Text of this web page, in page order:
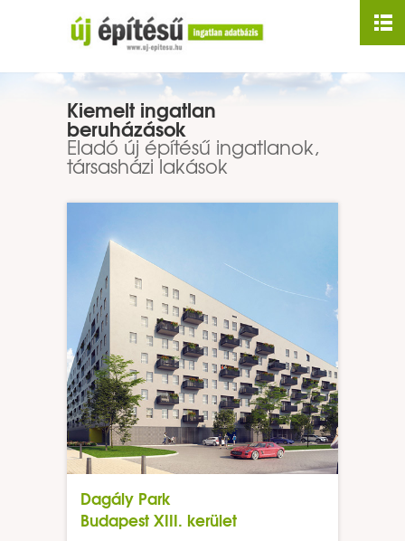
Nyitólap
Rólunk
Mi ez?
Linkajánló
Médiaajánlat
Budapesti ingatlanok
Vidéki ingatlanok
Vízparti ingatlanok
Hasznos linkek
Kiemelt ingatlan
beruházások
Eladó új építésű ingatlanok,
társasházi lakások
Dagály Park
Budapest XIII. kerület